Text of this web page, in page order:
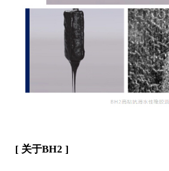
[ 关于BH2 ]